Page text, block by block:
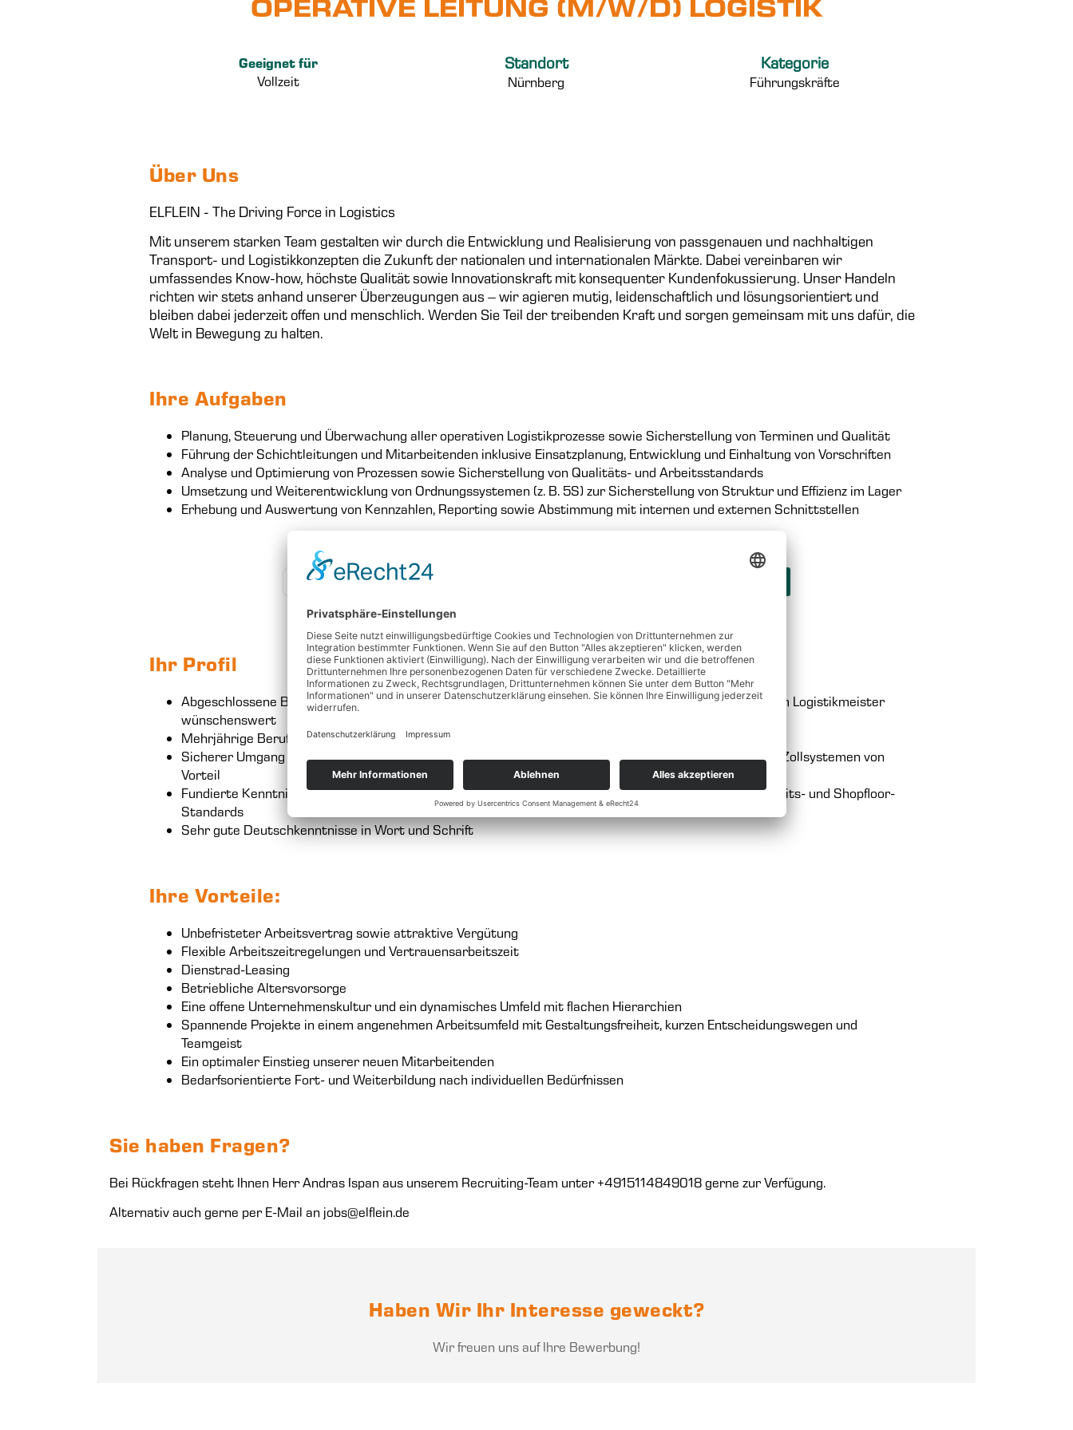
OPERATIVE LEITUNG (M/W/D) LOGISTIK
Geeignet für
Vollzeit
Standort
Nürnberg
Kategorie
Führungskräfte
Über Uns
ELFLEIN - The Driving Force in Logistics
Mit unserem starken Team gestalten wir durch die Entwicklung und Realisierung von passgenauen und nachhaltigen
Transport- und Logistikkonzepten die Zukunft der nationalen und internationalen Märkte. Dabei vereinbaren wir
umfassendes Know-how, höchste Qualität sowie Innovationskraft mit konsequenter Kundenfokussierung. Unser Handeln
richten wir stets anhand unserer Überzeugungen aus – wir agieren mutig, leidenschaftlich und lösungsorientiert und
bleiben dabei jederzeit offen und menschlich. Werden Sie Teil der treibenden Kraft und sorgen gemeinsam mit uns dafür, die
Welt in Bewegung zu halten.
ZURÜCK ZU ALLEN STELLEN
Ihre Aufgaben
Planung, Steuerung und Überwachung aller operativen Logistikprozesse sowie Sicherstellung von Terminen und Qualität
Führung der Schichtleitungen und Mitarbeitenden inklusive Einsatzplanung, Entwicklung und Einhaltung von Vorschriften
Analyse und Optimierung von Prozessen sowie Sicherstellung von Qualitäts- und Arbeitsstandards
Umsetzung und Weiterentwicklung von Ordnungssystemen (z. B. 5S) zur Sicherstellung von Struktur und Effizienz im Lager
Erhebung und Auswertung von Kennzahlen, Reporting sowie Abstimmung mit internen und externen Schnittstellen
Ihr Profil
Abgeschlossene Berufsausbildung in der Logistik, z. B. als Fachkraft für Lagerlogistik; Weiterbildung zum Logistikmeister
wünschenswert
Mehrjährige Berufserfahrung sowie Erfahrung in der disziplinarischen Führung von Teams
Sicherer Umgang mit MS Office und ERP-Systemen (z. B. SAP EWM); Erfahrung mit Planungs-, BI- und Zollsystemen von
Vorteil
Fundierte Kenntnisse in der Steuerung von Lager- und Versandprozessen sowie in Qualitäts-, Sicherheits- und Shopfloor-
Standards
Sehr gute Deutschkenntnisse in Wort und Schrift
Ihre Vorteile:
Unbefristeter Arbeitsvertrag sowie attraktive Vergütung
Flexible Arbeitszeitregelungen und Vertrauensarbeitszeit
Dienstrad-Leasing
Betriebliche Altersvorsorge
Eine offene Unternehmenskultur und ein dynamisches Umfeld mit flachen Hierarchien
Spannende Projekte in einem angenehmen Arbeitsumfeld mit Gestaltungsfreiheit, kurzen Entscheidungswegen und
Teamgeist
Ein optimaler Einstieg unserer neuen Mitarbeitenden
Bedarfsorientierte Fort- und Weiterbildung nach individuellen Bedürfnissen
Sie haben Fragen?
Bei Rückfragen steht Ihnen Herr Andras Ispan aus unserem Recruiting-Team unter +4915114849018 gerne zur Verfügung.
Alternativ auch gerne per E-Mail an jobs@elflein.de
Haben Wir Ihr Interesse geweckt?
Wir freuen uns auf Ihre Bewerbung!